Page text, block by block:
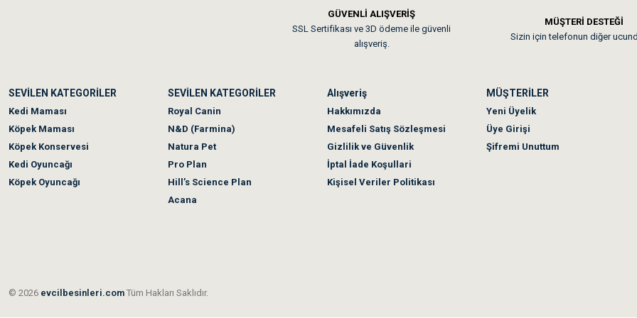
Akşam verdiğim sipariş bir sonraki gün elime ulaştı. Jack russell köpeğim severek yedi. Tüy
GÜVENLİ ALIŞVERİŞ
SSL Sertifikası ve 3D ödeme ile güvenli
alışveriş.
MÜŞTERİ DESTEĞİ
Sizin için telefonun diğer
SEVİLEN KATEGORİLER
Kedi Maması
Köpek Maması
Köpek Konservesi
Kedi Oyuncağı
Köpek Oyuncağı
SEVİLEN KATEGORİLER
Royal Canin
N&D (Farmina)
Natura Pet
Pro Plan
Hill’s Science Plan
Acana
Alışveriş
Hakkımızda
Mesafeli Satış Sözleşmesi
Gizlilik ve Güvenlik
İptal İade Koşullari
Kişisel Veriler Politikası
MÜŞTERİLER
Yeni Üyelik
Üye Girişi
Şifremi Unuttum
© 2026 evcilbesinleri.com Tüm Hakları Saklıdır.